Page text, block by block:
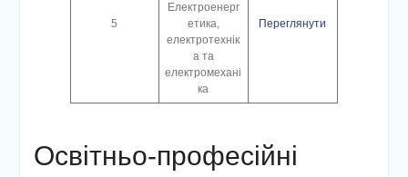
5
Електроенерг
етика,
електротехнік
а та
електромехані
ка
Переглянути
Освітньо-професійні